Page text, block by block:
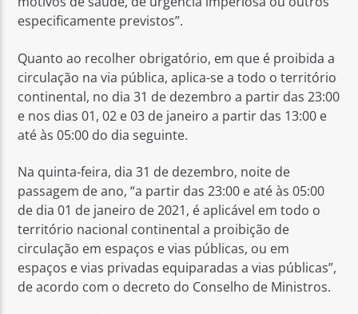
especificamente previstos”.
Quanto ao recolher obrigatório, em que é proibida a
circulação na via pública, aplica-se a todo o território
continental, no dia 31 de dezembro a partir das 23:00
e nos dias 01, 02 e 03 de janeiro a partir das 13:00 e
até às 05:00 do dia seguinte.
Na quinta-feira, dia 31 de dezembro, noite de
passagem de ano, “a partir das 23:00 e até às 05:00
de dia 01 de janeiro de 2021, é aplicável em todo o
território nacional continental a proibição de
circulação em espaços e vias públicas, ou em
espaços e vias privadas equiparadas a vias públicas”,
de acordo com o decreto do Conselho de Ministros.